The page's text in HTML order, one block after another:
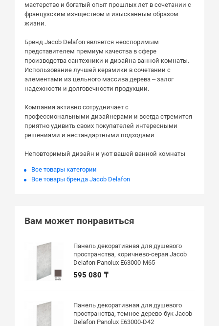
мастерство и богатый опыт прошлых лет в сочетании с
французским изяществом и изысканным образом
жизни.
Бренд Jacob Delafon является неоспоримым
представителем премиум качества в сфере
производства сантехники и дизайна ванной комнаты.
Использование лучшей керамики в сочетании с
элементами из цельного массива дерева – залог
надежности и долговечности продукции.
Компания активно сотрудничает с
профессиональными дизайнерами и всегда стремится
приятно удивить своих покупателей интересными
решениями и нестандартными подходами.
Неповторимый дизайн и уют вашей ванной комнаты
Все товары категории
Все товары бренда Jacob Delafon
Вам может понравиться
Панель декоративная для душевого
пространства, коричнево-серая Jacob
Delafon Panolux E63000-M65
595 080 ₸
Панель декоративная для душевого
пространства, темное дерево-бук Jacob
Delafon Panolux E63000-D42